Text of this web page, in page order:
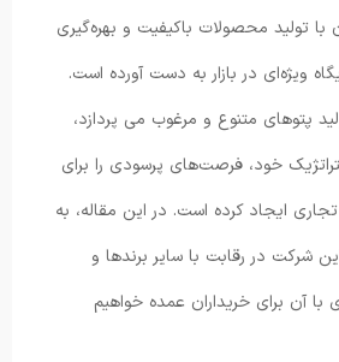
با تولید محصولات باکیفیت و بهره‌گیری
ویژه‌ای در بازار به دست آورده است.
پتوهای متنوع و مرغوب می پردازد،
خود، فرصت‌های پرسودی را برای
ایجاد کرده است. در این مقاله، به
شرکت در رقابت با سایر برندها و
آن برای خریداران عمده خواهیم